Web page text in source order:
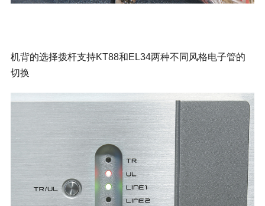
机背的选择拨杆支持KT88和EL34两种不同风格电子管的
切换